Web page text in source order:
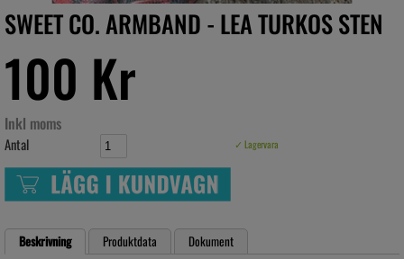
SWEET CO. ARMBAND - LEA TURKOS STEN
100 Kr
Inkl moms
Antal ✓ Lagervara
Beskrivning Produktdata
Dokument